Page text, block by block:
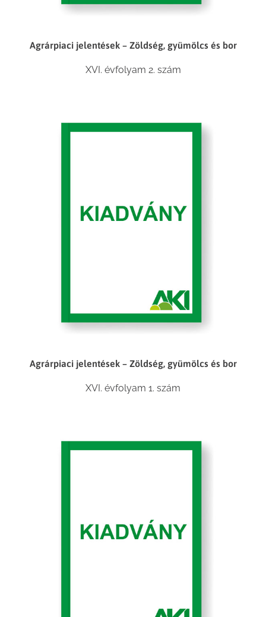
Agrárpiaci jelentések – Zöldség, gyümölcs és bor
XVI. évfolyam 2. szám
Agrárpiaci jelentések – Zöldség, gyümölcs és bor
XVI. évfolyam 1. szám